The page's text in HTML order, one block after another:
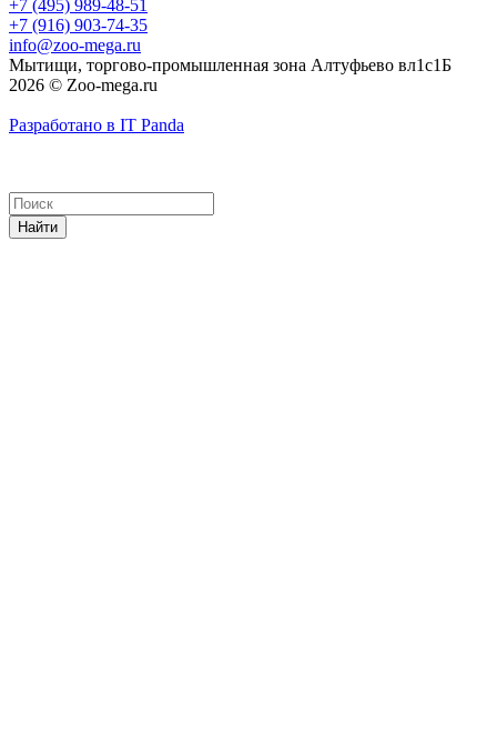
+7 (495) 989-48-51
+7 (916) 903-74-35
info@zoo-mega.ru
Мытищи, торгово-промышленная зона Алтуфьево вл1с1Б
2026 © Zoo-mega.ru
Разработано в IT Panda
Найти